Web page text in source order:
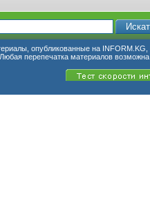
опубликованные на INFORM.KG,
Любая перепечатка материалов